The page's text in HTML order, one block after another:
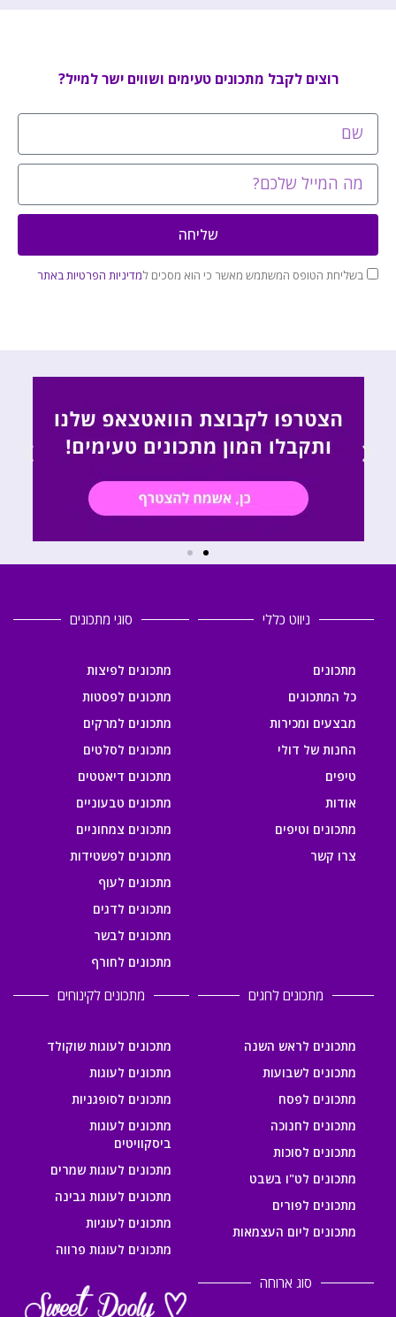
רוצים לקבל מתכונים טעימים ושווים ישר למייל?
בשליחת הטופס המשתמש מאשר כי הוא מסכים למדיניות הפרטיות באתר
שליחה
ניווט כללי
מתכונים
כל המתכונים
מבצעים ומכירות
החנות של דולי
טיפים
אודות
מתכונים וטיפים
צרו קשר
סוגי מתכונים
מתכונים לפיצות
מתכונים לפסטות
מתכונים למרקים
מתכונים לסלטים
מתכונים דיאטטים
מתכונים טבעוניים
מתכונים צמחוניים
מתכונים לפשטידות
מתכונים לעוף
מתכונים לדגים
מתכונים לבשר
מתכונים לחורף
מתכונים לחגים
מתכונים לראש השנה
מתכונים לשבועות
מתכונים לפסח
מתכונים לחנוכה
מתכונים לסוכות
מתכונים לט"ו בשבט
מתכונים לפורים
מתכונים ליום העצמאות
מתכונים לקינוחים
מתכונים לעוגות שוקולד
מתכונים לעוגות
מתכונים לסופגניות
מתכונים לעוגות
ביסקוויטים
מתכונים לעוגות שמרים
מתכונים לעוגות גבינה
מתכונים לעוגיות
מתכונים לעוגות פרווה
סוג ארוחה